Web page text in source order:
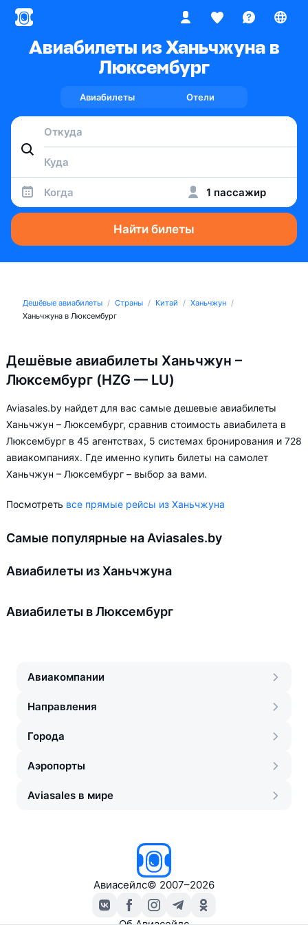
Авиабилеты из Ханьчжуна в
Люксембург
Авиабилеты Отели
Когда 1 пассажир
Найти билеты
Дешёвые авиабилеты Страны Китай
Ханьчжун
Ханьчжуна в Люксембург
Дешёвые авиабилеты Ханьчжун –
Люксембург (HZG — LU)
Aviasales.by найдет для вас самые дешевые авиабилеты
Ханьчжун – Люксембург, сравнив стоимость авиабилета в
Люксембург в 45 агентствах, 5 системах бронирования и 728
авиакомпаниях. Где именно купить билеты на самолет
Ханьчжун – Люксембург – выбор за вами.
Посмотреть все прямые рейсы из Ханьчжуна
Самые популярные на Aviasales.by
Авиабилеты из Ханьчжуна
Авиабилеты в Люксембург
Авиакомпании
Направления
Города
Аэропорты
Aviasales в мире
Авиасейлс© 2007–2026